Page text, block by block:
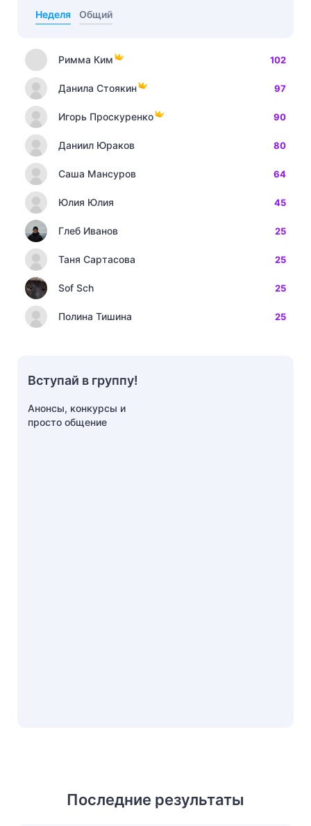
Последние результаты
Неделя Общий
Римма Ким 102
Данила Стоякин 97
Игорь Проскуренко 90
Даниил Юраков 80
Саша Мансуров 64
Юлия Юлия 45
Глеб Иванов 25
Таня Сартасова 25
Sof Sch 25
Полина Тишина 25
Вступай в группу!
Анонсы, конкурсы и
просто общение